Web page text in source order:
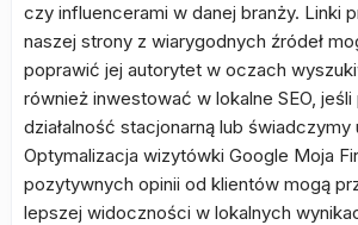
czy influencerami w danej branży. Linki
naszej strony z wiarygodnych źródeł
poprawić jej autorytet w oczach
również inwestować w lokalne SEO,
działalność stacjonarną lub świadczymy
Optymalizacja wizytówki Google Moja
pozytywnych opinii od klientów mogą
lepszej widoczności w lokalnych